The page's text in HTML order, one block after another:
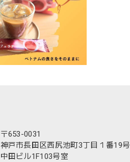
〒653-0031
神戸市長田区西尻池町3丁目１番19号
中田ビル1F103号室